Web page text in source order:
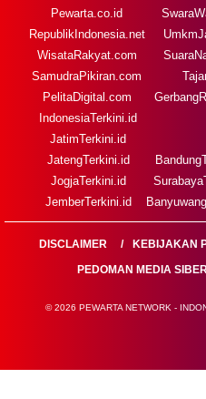
Pewarta.co.id
RepublikIndonesia.net
WisataRakyat.com
SamudraPikiran.com
PelitaDigital.com
IndonesiaTerkini.id
JatimTerkini.id
JatengTerkini.id
JogjaTerkini.id
JemberTerkini.id
DISCLAIMER KEBIJAKAN
PEDOMAN MEDIA SIBER
© 2026 PEWARTA NETWORK -